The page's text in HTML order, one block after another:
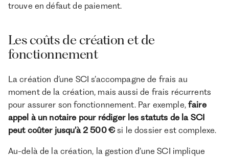
trouve en défaut de paiement.
Les coûts de création et de
fonctionnement
La création d’une SCI s’accompagne de frais au
moment de la création, mais aussi de frais récurrents
pour assurer son fonctionnement. Par exemple, faire
appel à un notaire pour rédiger les statuts de la SCI
peut coûter jusqu’à 2 500 €si le dossier est complexe.
Au-delà de la création, la gestion d’une SCI implique